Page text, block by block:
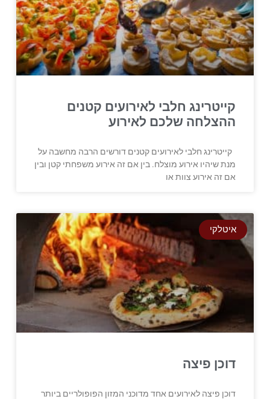
קייטרינג חלבי לאירועים קטנים
ההצלחה שלכם לאירוע
קייטרינג חלבי לאירועים קטנים דורשים הרבה מחשבה על
מנת שיהיו אירוע מוצלח. בין אם זה אירוע משפחתי קטן ובין
אם זה אירוע צוות או
איטלקי
דוכן פיצה
דוכן פיצה לאירועים אחד מדוכני המזון הפופולריים ביותר